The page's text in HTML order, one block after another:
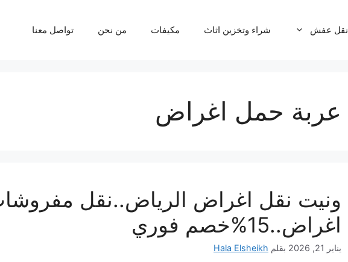
نقل عفش شراء وتخزين اثاث مكيفات من نحن تواصل معنا
عربة حمل اغراض
ونيت نقل اغراض الرياض..نقل
اغراض..15%خصم فوري
يناير 21, 2026 بقلم Hala Elsheikh